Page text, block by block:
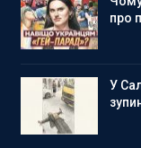
про
У